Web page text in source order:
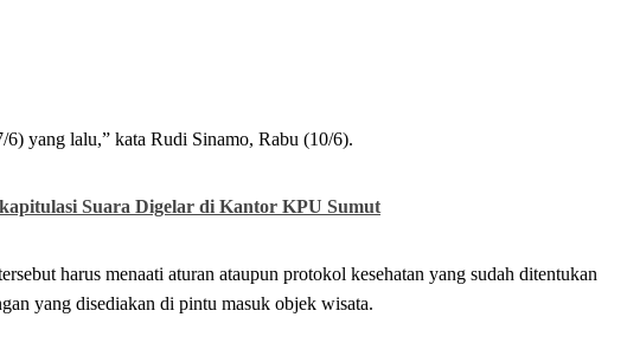
yang lalu,” kata Rudi Sinamo, Rabu (10/6).
Suara Digelar di Kantor KPU Sumut
harus menaati aturan ataupun protokol kesehatan yang sudah ditentukan
yang disediakan di pintu masuk objek wisata.